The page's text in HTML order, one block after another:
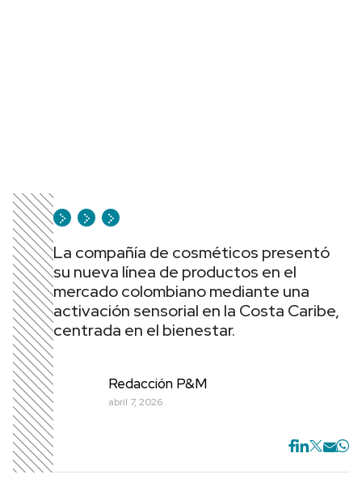
La compañía de cosméticos presentó
su nueva línea de productos en el
mercado colombiano mediante una
activación sensorial en la Costa Caribe,
centrada en el bienestar.
Redacción P&M
abril 7, 2026